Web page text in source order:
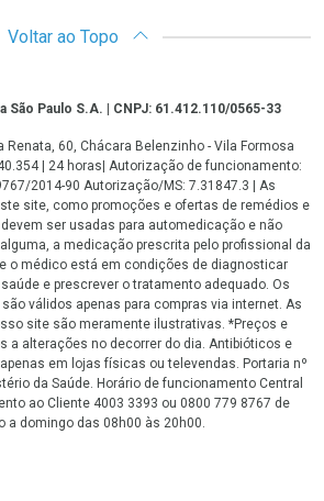
Voltar ao Topo
São Paulo S.A. | CNPJ: 61.412.110/0565-33
Renata, 60, Chácara Belenzinho - Vila Formosa
| 24 horas| Autorização de funcionamento:
2014-90 Autorização/MS: 7.31847.3 | As
site, como promoções e ofertas de remédios e
ser usadas para automedicação e não
a medicação prescrita pelo profissional da
o médico está em condições de diagnosticar
e prescrever o tratamento adequado. Os
válidos apenas para compras via internet. As
site são meramente ilustrativas. *Preços e
a alterações no decorrer do dia. Antibióticos e
em lojas físicas ou televendas. Portaria nº
da Saúde. Horário de funcionamento Central
ao Cliente 4003 3393 ou 0800 779 8767 de
a domingo das 08h00 às 20h00.